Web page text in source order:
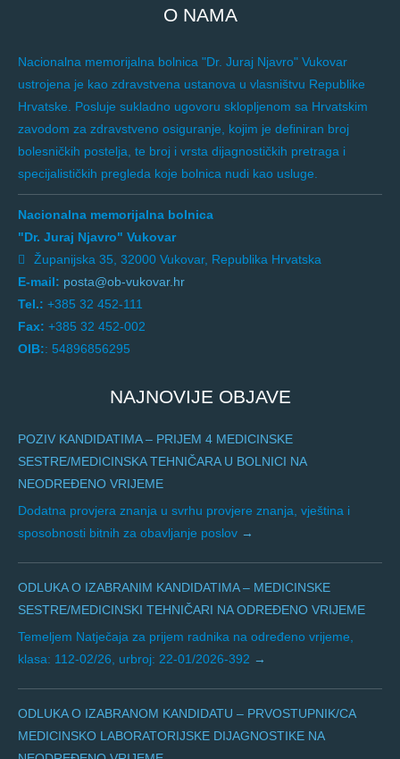
O NAMA
Nacionalna memorijalna bolnica "Dr. Juraj Njavro" Vukovar
ustrojena je kao zdravstvena ustanova u vlasništvu Republike
Hrvatske. Posluje sukladno ugovoru sklopljenom sa Hrvatskim
zavodom za zdravstveno osiguranje, kojim je definiran broj
bolesničkih postelja, te broj i vrsta dijagnostičkih pretraga i
specijalističkih pregleda koje bolnica nudi kao usluge.
Nacionalna memorijalna bolnica
"Dr. Juraj Njavro" Vukovar
Županijska 35, 32000 Vukovar, Republika Hrvatska
E-mail: posta@ob-vukovar.hr
Tel.: +385 32 452-111
Fax: +385 32 452-002
OIB:: 54896856295
NAJNOVIJE OBJAVE
POZIV KANDIDATIMA – PRIJEM 4 MEDICINSKE
SESTRE/MEDICINSKA TEHNIČARA U BOLNICI NA
NEODREĐENO VRIJEME
Dodatna provjera znanja u svrhu provjere znanja, vještina i
sposobnosti bitnih za obavljanje poslov
ODLUKA O IZABRANIM KANDIDATIMA – MEDICINSKE
SESTRE/MEDICINSKI TEHNIČARI NA ODREĐENO VRIJEME
Temeljem Natječaja za prijem radnika na određeno vrijeme,
klasa: 112-02/26, urbroj: 22-01/2026-392
ODLUKA O IZABRANOM KANDIDATU – PRVOSTUPNIK/CA
MEDICINSKO LABORATORIJSKE DIJAGNOSTIKE NA